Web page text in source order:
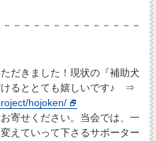
－－－－－－－－－－－－－
だきました！現状の『補助犬
けるととても嬉しいです♪ ⇒
hojoken/
寄せください。当会では、一
えていって下さるサポーター